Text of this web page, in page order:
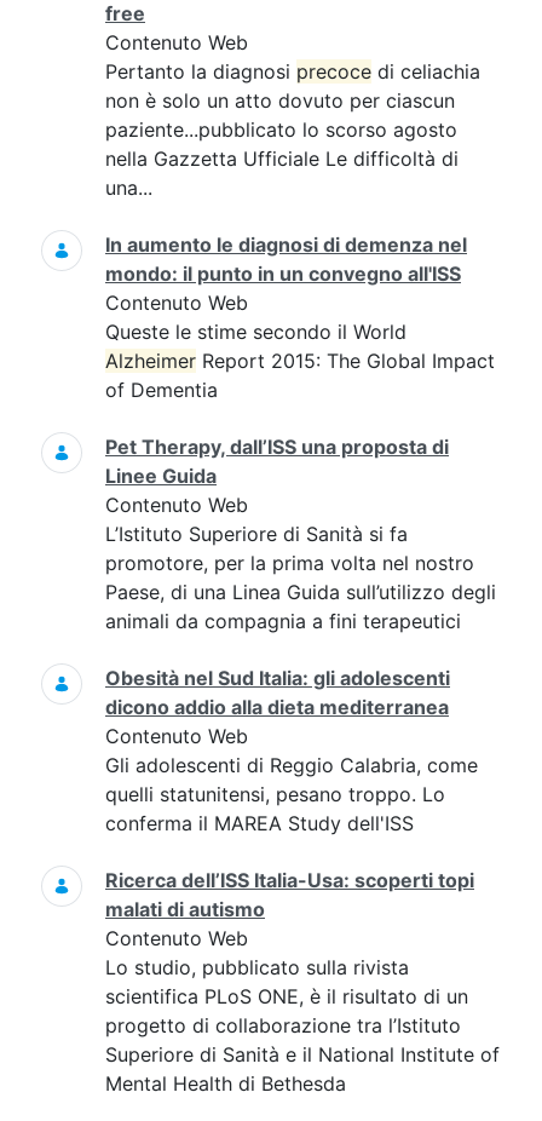
free
Contenuto Web
Pertanto la diagnosi precoce di celiachia
non è solo un atto dovuto per ciascun
paziente...pubblicato lo scorso agosto
nella Gazzetta Ufficiale Le difficoltà di
una...
In aumento le diagnosi di demenza nel
mondo: il punto in un convegno all'ISS
Contenuto Web
Queste le stime secondo il World
Alzheimer Report 2015: The Global Impact
of Dementia
Pet Therapy, dall’ISS una proposta di
Linee Guida
Contenuto Web
L’Istituto Superiore di Sanità si fa
promotore, per la prima volta nel nostro
Paese, di una Linea Guida sull’utilizzo degli
animali da compagnia a fini terapeutici
Obesità nel Sud Italia: gli adolescenti
dicono addio alla dieta mediterranea
Contenuto Web
Gli adolescenti di Reggio Calabria, come
quelli statunitensi, pesano troppo. Lo
conferma il MAREA Study dell'ISS
Ricerca dell’ISS Italia-Usa: scoperti topi
malati di autismo
Contenuto Web
Lo studio, pubblicato sulla rivista
scientifica PLoS ONE, è il risultato di un
progetto di collaborazione tra l’Istituto
Superiore di Sanità e il National Institute of
Mental Health di Bethesda